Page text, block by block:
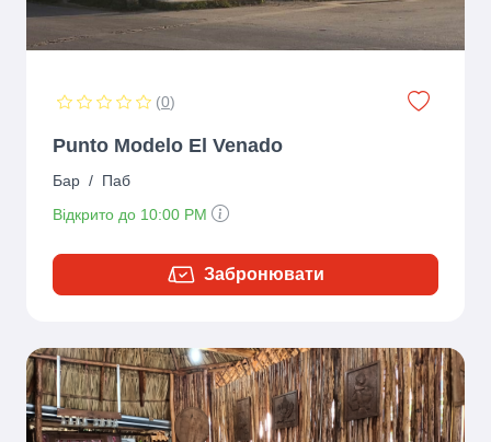
(0)
Punto Modelo El Venado
Бар / Паб
Відкрито до 10:00 PM
Забронювати